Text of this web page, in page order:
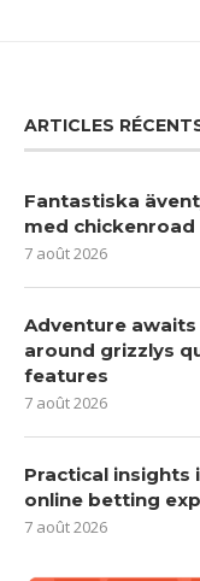
ARTICLES
Fantastiska
med
7 août 2026
Adventure
around grizzlys
features
7 août 2026
Practical
online betting
7 août 2026